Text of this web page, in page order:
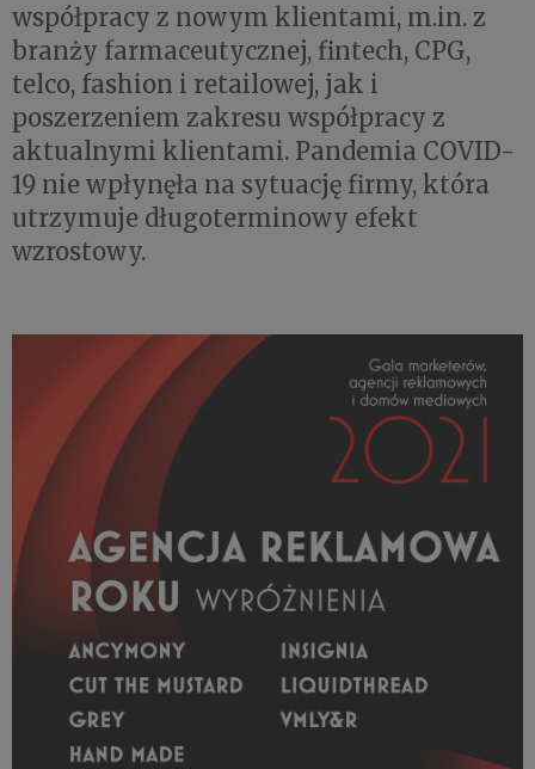
współpracy z nowym klientami, m.in. z
branży farmaceutycznej, fintech, CPG,
telco, fashion i retailowej, jak i
poszerzeniem zakresu współpracy z
aktualnymi klientami. Pandemia COVID-
19 nie wpłynęła na sytuację firmy, która
utrzymuje długoterminowy efekt
wzrostowy.